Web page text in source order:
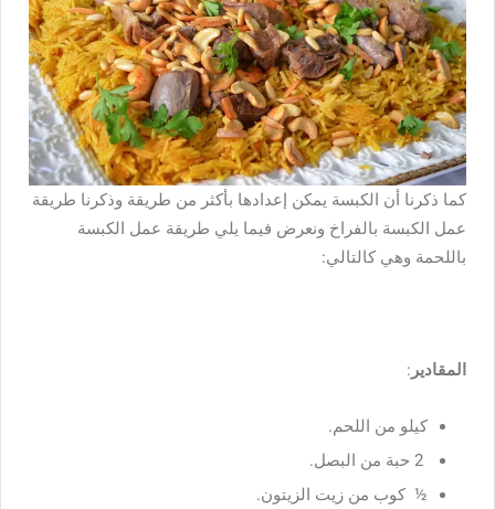
كما ذكرنا أن الكبسة يمكن إعدادها بأكثر من طريقة وذكرنا طريقة
عمل الكبسة بالفراخ ونعرض فيما يلي طريقة عمل الكبسة
باللحمة وهي كالتالي:
المقادير :
كيلو من اللحم.
½ كوب من زيت الزيتون.